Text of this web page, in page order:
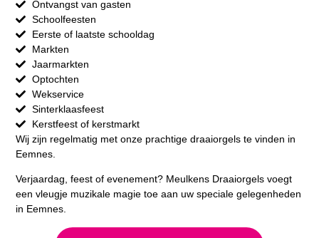
Ontvangst van gasten
Schoolfeesten
Eerste of laatste schooldag
Markten
Jaarmarkten
Optochten
Wekservice
Sinterklaasfeest
Kerstfeest of kerstmarkt
Wij zijn regelmatig met onze prachtige draaiorgels te vinden in
Eemnes.
Verjaardag, feest of evenement? Meulkens Draaiorgels voegt
een vleugje muzikale magie toe aan uw speciale gelegenheden
in Eemnes.